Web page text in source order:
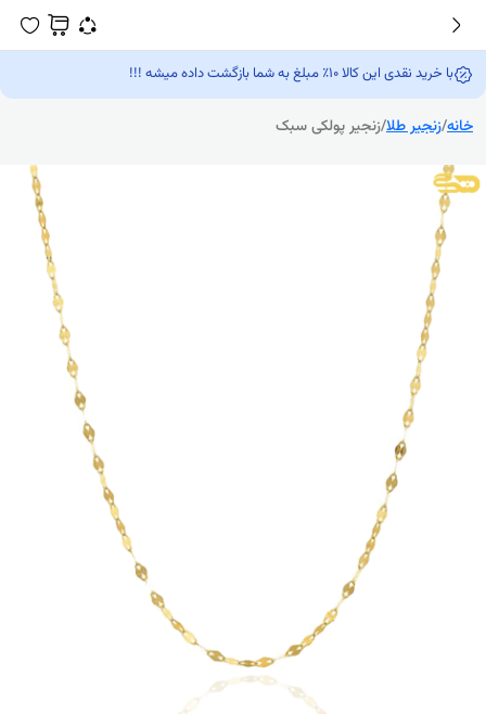
با خرید نقدی این کالا 10٪ مبلغ به شما بازگشت داده میشه !!!
خانه/زنجیر طلا/زنجیر پولکی سبک